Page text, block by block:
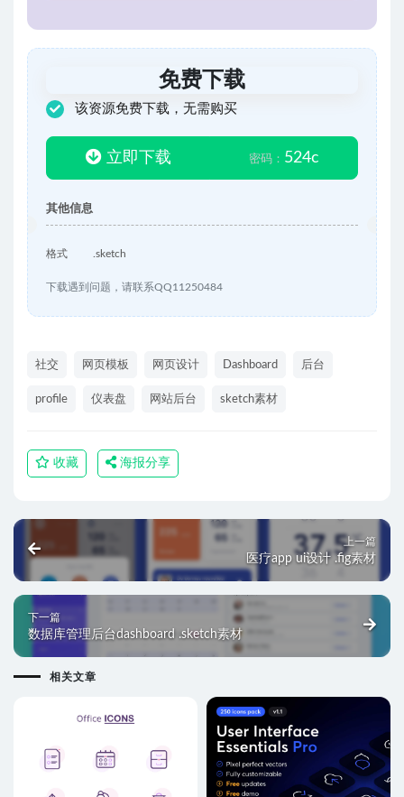
免费下载
该资源免费下载，无需购买
立即下载 密码： 524c
其他信息
格式 .sketch
下载遇到问题，请联系QQ11250484
社交 网页模板 网页设计 Dashboard 后台
profile 仪表盘 网站后台 sketch素材
收藏 海报分享
上一篇
医疗app ui设计 .fig素材
下一篇
数据库管理后台dashboard .sketch素材
相关文章